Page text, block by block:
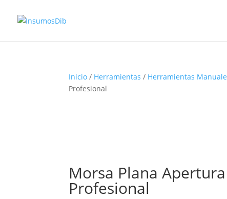
Inicio / Herramientas / Herramientas
Profesional
Morsa Plana
Profesional